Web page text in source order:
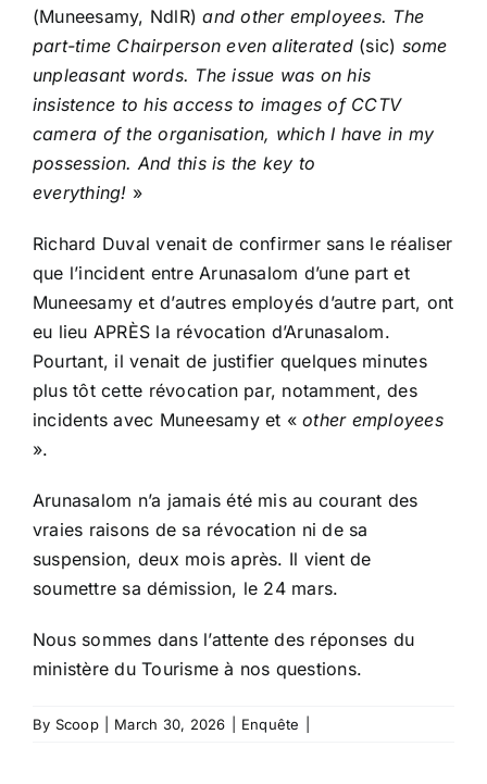
(Muneesamy, NdlR)and other employees. The
part-time Chairperson even aliterated (sic) some
unpleasant words. The issue was on his
insistence to his access to images of CCTV
camera of the organisation, which I have in my
possession. And this is the key to
everything! »
Richard Duval venait de confirmer sans le réaliser
que l’incident entre Arunasalom d’une part et
Muneesamy et d’autres employés d’autre part, ont
eu lieu APRÈS la révocation d’Arunasalom.
Pourtant, il venait de justifier quelques minutes
plus tôt cette révocation par, notamment, des
incidents avec Muneesamy et «other employees
».
Arunasalom n’a jamais été mis au courant des
vraies raisons de sa révocation ni de sa
suspension, deux mois après. Il vient de
soumettre sa démission, le 24 mars.
Nous sommes dans l’attente des réponses du
ministère du Tourisme à nos questions.
By Scoop March 30, 2026 Enquête